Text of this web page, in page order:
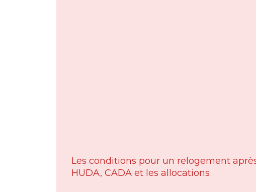
Les conditions pour un relogement
HUDA, CADA et les allocations